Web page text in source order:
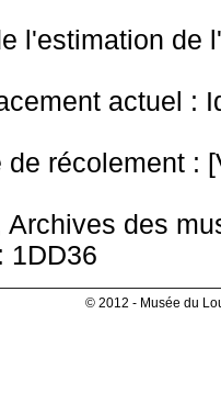
l'estimation de
actuel :
de récolement :
Archives des
1DD36
© 2012 - Musée du